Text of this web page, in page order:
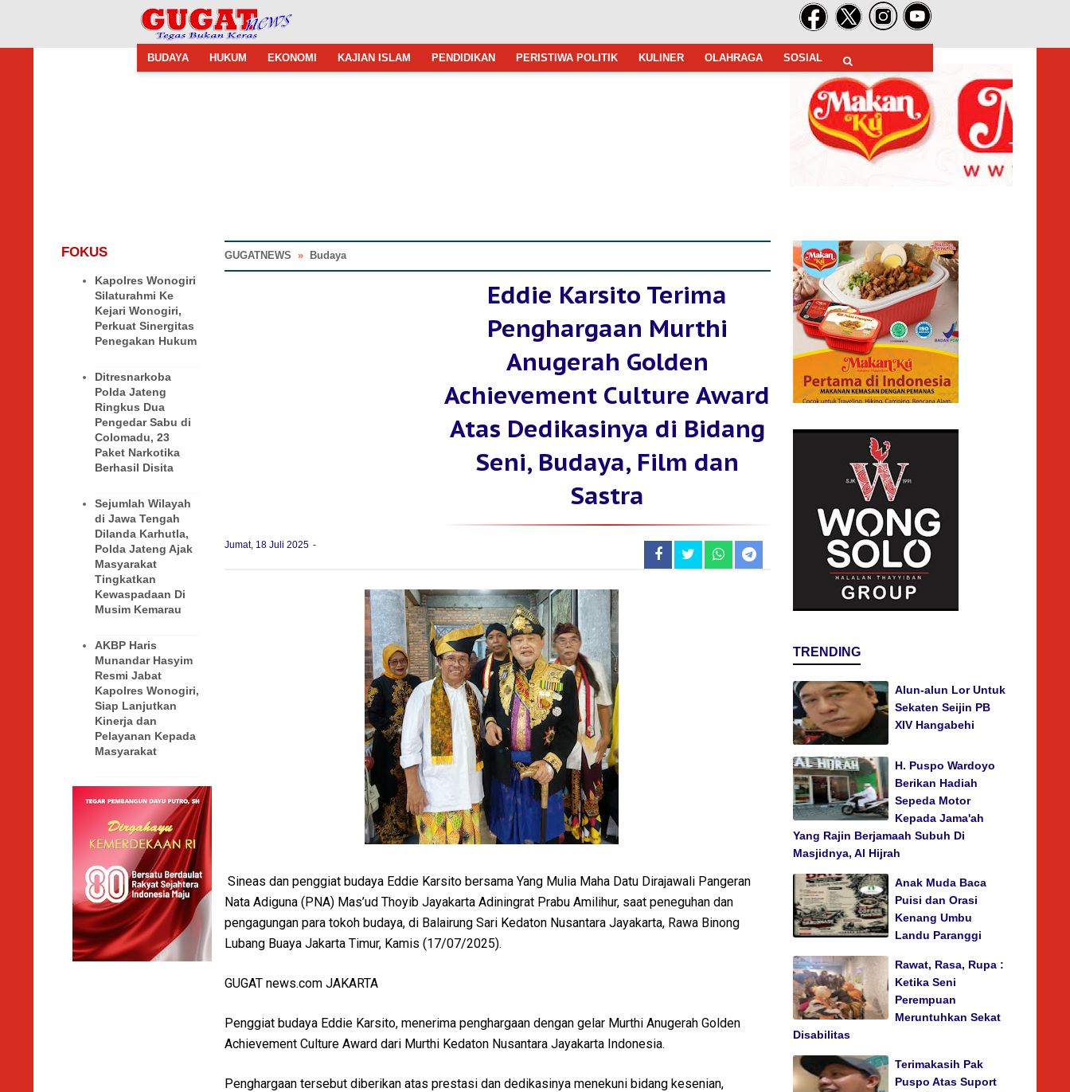
BUDAYA HUKUM EKONOMI KAJIAN ISLAM PENDIDIKAN PERISTIWA POLITIK KULINER OLAHRAGA SOSIAL
FOKUS
Kapolres Wonogiri
Silaturahmi Ke
Kejari Wonogiri,
Perkuat Sinergitas
Penegakan Hukum
Ditresnarkoba
Polda Jateng
Ringkus Dua
Pengedar Sabu di
Colomadu, 23
Paket Narkotika
Berhasil Disita
Sejumlah Wilayah
di Jawa Tengah
Dilanda Karhutla,
Polda Jateng Ajak
Masyarakat
Tingkatkan
Kewaspadaan Di
Musim Kemarau
AKBP Haris
Munandar Hasyim
Resmi Jabat
Kapolres Wonogiri,
Siap Lanjutkan
Kinerja dan
Pelayanan Kepada
Masyarakat
GUGATNEWS » Budaya
Eddie Karsito Terima
Penghargaan Murthi
Anugerah Golden
Achievement Culture Award
Atas Dedikasinya di Bidang
Seni, Budaya, Film dan
Sastra
Jumat, 18 Juli 2025
Sineas dan penggiat budaya Eddie Karsito bersama Yang Mulia Maha Datu Dirajawali Pangeran
Nata Adiguna (PNA) Mas’ud Thoyib Jayakarta Adiningrat Prabu Amilihur, saat peneguhan dan
pengagungan para tokoh budaya, di Balairung Sari Kedaton Nusantara Jayakarta, Rawa Binong
Lubang Buaya Jakarta Timur, Kamis (17/07/2025).
GUGAT news.com JAKARTA
Penggiat budaya Eddie Karsito, menerima penghargaan dengan gelar Murthi Anugerah Golden
Achievement Culture Award dari Murthi Kedaton Nusantara Jayakarta Indonesia.
Penghargaan tersebut diberikan atas prestasi dan dedikasinya menekuni bidang kesenian,
TRENDING
Alun-alun Lor Untuk
Sekaten Seijin PB
XIV Hangabehi
H. Puspo Wardoyo
Berikan Hadiah
Sepeda Motor
Kepada Jama'ah
Yang Rajin Berjamaah Subuh Di
Masjidnya, Al Hijrah
Anak Muda Baca
Puisi dan Orasi
Kenang Umbu
Landu Paranggi
Rawat, Rasa, Rupa :
Ketika Seni
Perempuan
Meruntuhkan Sekat
Disabilitas
Terimakasih Pak
Puspo Atas Suport